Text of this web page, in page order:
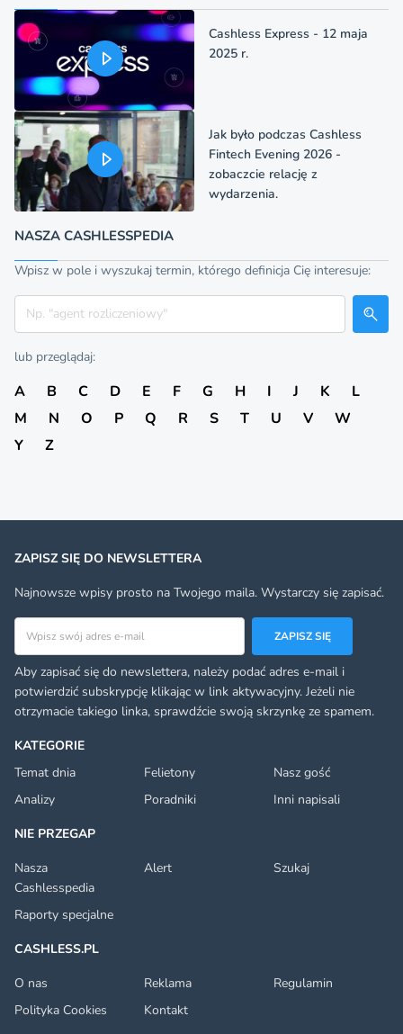
Cashless Express - 12 maja
2025 r.
Jak było podczas Cashless
Fintech Evening 2026 -
zobaczcie relację z
wydarzenia.
NASZA CASHLESSPEDIA
Wpisz w pole i wyszukaj termin, którego definicja Cię interesuje:
Szukaj
lub przeglądaj:
A B C D E F G H I J K
L
M
N O P Q R S T U V
W
Y
Z
KATEGORIE
Temat dnia
Felietony
Nasz gość
Analizy
Poradniki
Inni napisali
NIE PRZEGAP
Nasza
Cashlesspedia
Alert Szukaj
Raporty specjalne
CASHLESS.PL
O nas
Reklama
Regulamin
Polityka Cookies
Kontakt
ZAPISZ SIĘ DO NEWSLETTERA
Najnowsze wpisy prosto na Twojego maila. Wystarczy się zapisać.
Adres email
ZAPISZ SIĘ
Aby zapisać się do newslettera, należy podać adres e-mail i
potwierdzić subskrypcję klikając w link aktywacyjny. Jeżeli nie
otrzymacie takiego linka, sprawdźcie swoją skrzynkę ze spamem.